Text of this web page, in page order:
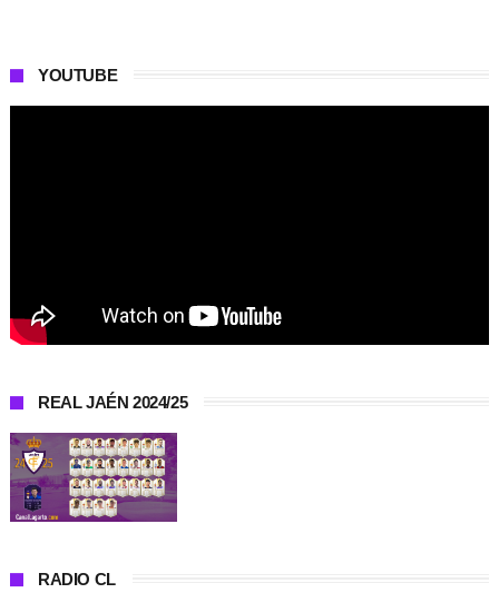
YOUTUBE
REAL JAÉN 2024/25
RADIO CL